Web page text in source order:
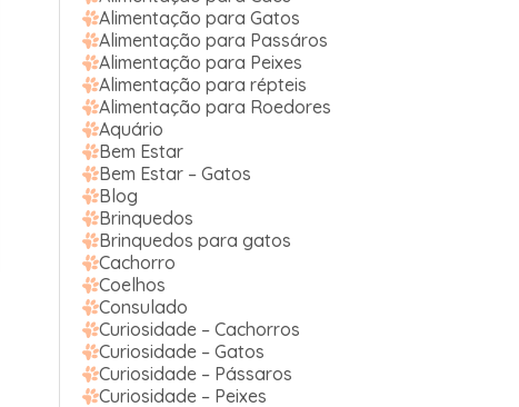
Alimentação para Gatos
Alimentação para Passáros
Alimentação para Peixes
Alimentação para répteis
Alimentação para Roedores
Aquário
Bem Estar
Bem Estar – Gatos
Blog
Brinquedos
Brinquedos para gatos
Cachorro
Coelhos
Consulado
Curiosidade – Cachorros
Curiosidade – Gatos
Curiosidade – Pássaros
Curiosidade – Peixes